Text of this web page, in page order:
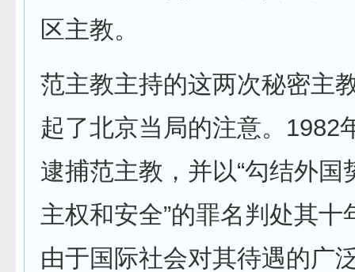
区主教。
范主教主持的这两次秘密主
起了北京当局的注意。1982
逮捕范主教，并以“勾结外国
主权和安全”的罪名判处其十
由于国际社会对其待遇的广